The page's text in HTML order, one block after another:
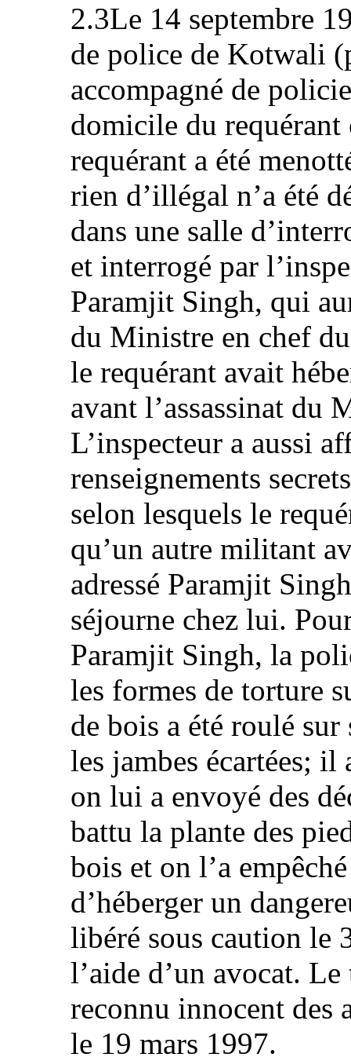
2.3Le 14 septembre
de police de Kotwali
accompagné de
domicile du requérant
requérant a été
rien d’illégal n’a été
dans une salle
et interrogé par
Paramjit Singh, qui
du Ministre en chef
le requérant avait
avant l’assassinat du
L’inspecteur a aussi
renseignements
selon lesquels le
qu’un autre militant
adressé Paramjit
séjourne chez lui.
Paramjit Singh, la
les formes de torture
de bois a été roulé sur
les jambes écartées; il
on lui a envoyé des
battu la plante des
bois et on l’a
d’héberger un
libéré sous caution le
l’aide d’un avocat.
reconnu innocent des
le 19 mars 1997.